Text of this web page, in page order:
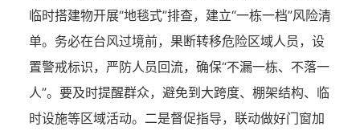
临时搭建物开展“地毯式”排查，建立“一栋一档”风险清
单。务必在台风过境前，果断转移危险区域人员，设
置警戒标识，严防人员回流，确保“不漏一栋、不落一
人”。要及时提醒群众，避免到大跨度、棚架结构、临
时设施等区域活动。 二是督促指导，联动做好门窗加